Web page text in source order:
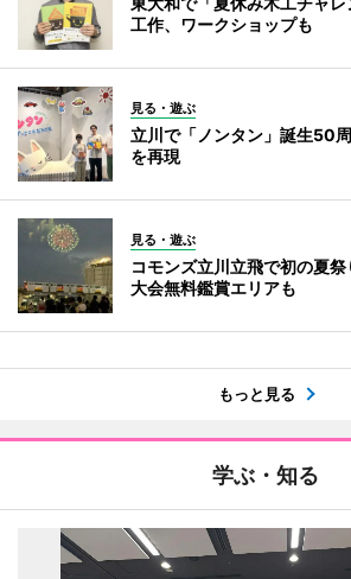
工作、ワークショップも
見る・遊ぶ
立川で「ノンタン」誕生50
を再現
見る・遊ぶ
コモンズ立川立飛で初の夏
大会無料鑑賞エリアも
もっと見る
学ぶ・知る